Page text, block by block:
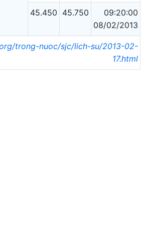
45.450 45.750
09:20:00
08/02/2013
trong-nuoc/sjc/lich-su/2013-02-
17.html